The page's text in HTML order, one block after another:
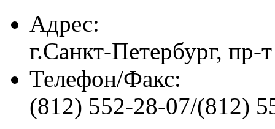
Адрес:
г.Санкт-Петербург, пр-
Телефон/Факс:
(812) 552-28-07/(812)